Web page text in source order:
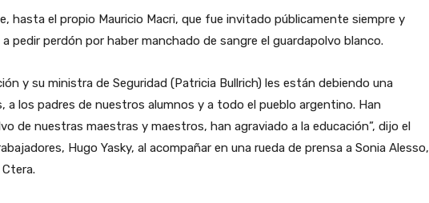
hasta el propio Mauricio Macri, que fue invitado públicamente siempre y
pedir perdón por haber manchado de sangre el guardapolvo blanco.
y su ministra de Seguridad (Patricia Bullrich) les están debiendo una
a los padres de nuestros alumnos y a todo el pueblo argentino. Han
de nuestras maestras y maestros, han agraviado a la educación”, dijo el
Hugo Yasky, al acompañar en una rueda de prensa a Sonia Alesso,